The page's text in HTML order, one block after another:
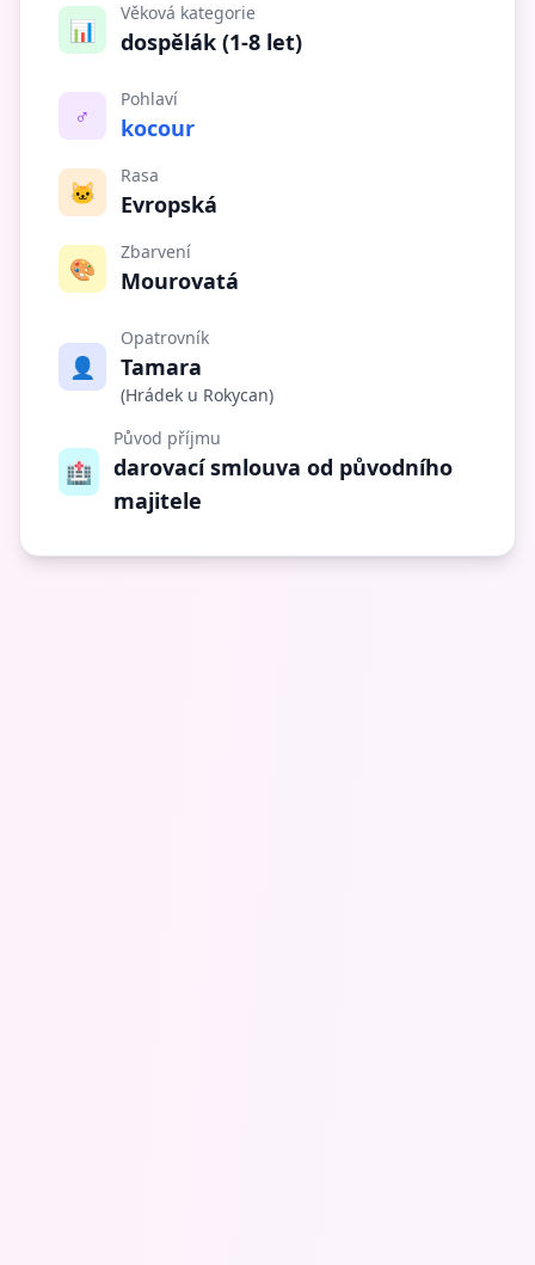
📊
Věková kategorie
dospělák (1-8 let)
♂️
Pohlaví
kocour
🐱
Rasa
Evropská
🎨
Zbarvení
Mourovatá
👤
Opatrovník
Tamara
(Hrádek u Rokycan)
🏥
Původ příjmu
darovací smlouva od původního
majitele